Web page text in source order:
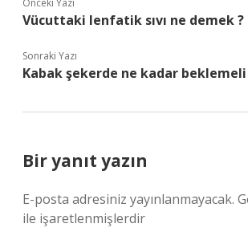
Önceki Yazı
Vücuttaki lenfatik sıvı ne demek ?
Sonraki Yazı
Kabak şekerde ne kadar beklemeli
Bir yanıt yazın
E-posta adresiniz yayınlanmayacak.
ile işaretlenmişlerdir